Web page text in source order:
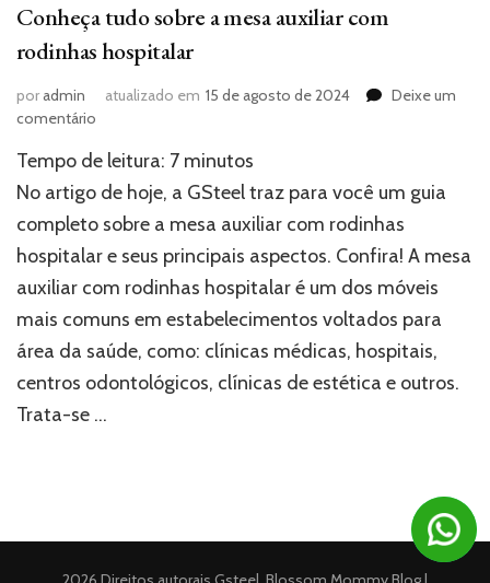
Conheça tudo sobre a mesa auxiliar com
rodinhas hospitalar
poradmin atualizado em 15 de agosto de 2024
Deixe um
comentário
tudo
sobre
mesa
auxiliar
rodinhas
hospitalar
Tempo de leitura: 7 minutos
No artigo de hoje, a GSteel traz para você um guia
completo sobre a mesa auxiliar com rodinhas
hospitalar e seus principais aspectos. Confira! A mesa
auxiliar com rodinhas hospitalar é um dos móveis
mais comuns em estabelecimentos voltados para
área da saúde, como: clínicas médicas, hospitais,
centros odontológicos, clínicas de estética e outros.
Trata-se …